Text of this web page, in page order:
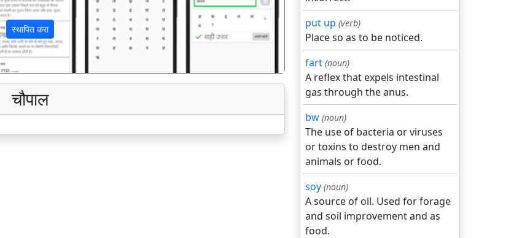
स्थापित करा
चौपाल
put up (verb)
Place so as to be noticed.
fart (noun)
A reflex that expels intestinal
gas through the anus.
bw (noun)
The use of bacteria or viruses
or toxins to destroy men and
animals or food.
soy (noun)
A source of oil. Used for forage
and soil improvement and as
food.